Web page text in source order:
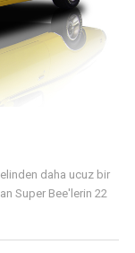
daha ucuz bir
Super Bee'lerin 22